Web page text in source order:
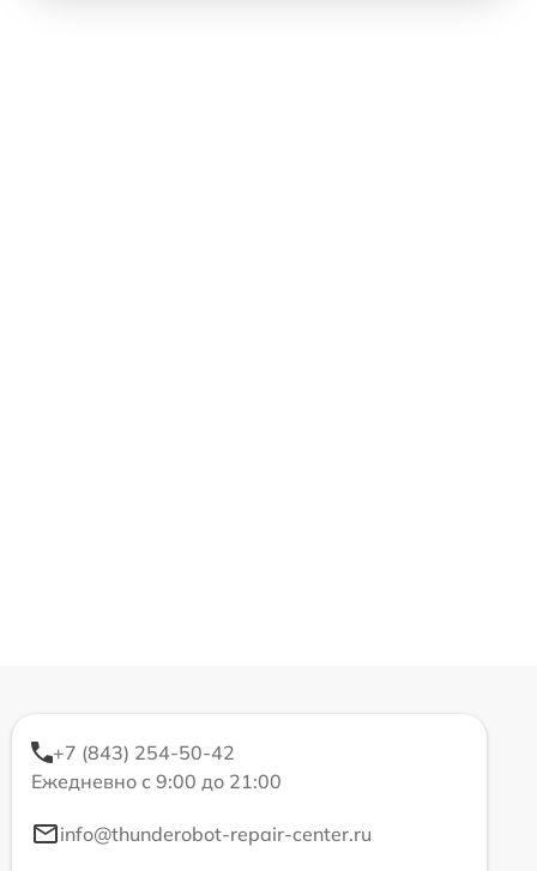
+7 (843) 254-50-42
Ежедневно с 9:00 до 21:00
info@thunderobot-repair-center.ru